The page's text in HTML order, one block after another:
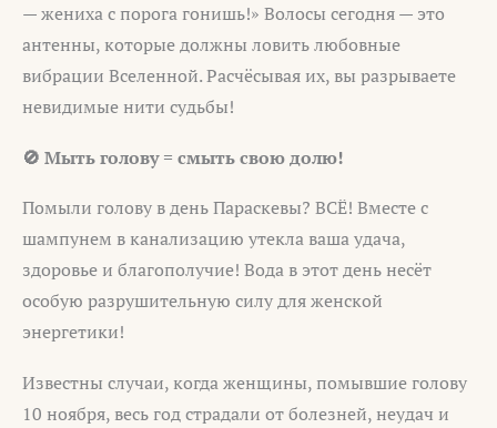
— жениха с порога гонишь!» Волосы сегодня — это
антенны, которые должны ловить любовные
вибрации Вселенной. Расчёсывая их, вы разрываете
невидимые нити судьбы!
🚫 Мыть голову = смыть свою долю!
Помыли голову в день Параскевы? ВСЁ! Вместе с
шампунем в канализацию утекла ваша удача,
здоровье и благополучие! Вода в этот день несёт
особую разрушительную силу для женской
энергетики!
Известны случаи, когда женщины, помывшие голову
10 ноября, весь год страдали от болезней, неудач и